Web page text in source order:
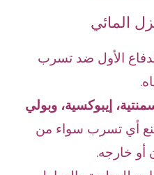
المائي
الأول ضد تسرب
إيبوكسية، وبولي
أي تسرب سواء من
أو خارجه.